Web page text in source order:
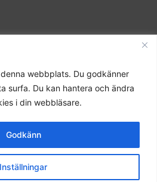
webbplats. Du godkänner
surfa. Du kan hantera och ändra
i din webbläsare.
Inställningar
Godkänn
Alla rättigheter
avEMS Design Webbyrå